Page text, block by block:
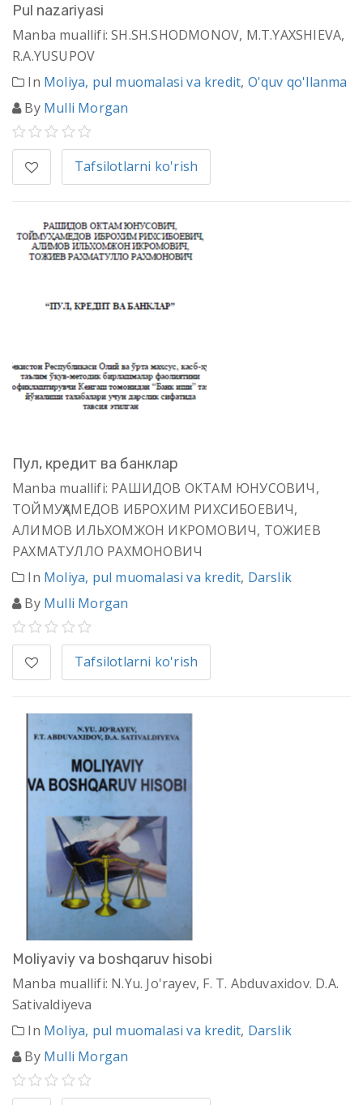
Pul nаzаriyasi
Manba muallifi: SH.SH.SHОDMОNОV, M.T.YAХSHIЕVА,
R.А.YUSUPОV
In Moliya, pul muomalasi va kredit, O'quv qo'llanma
By Mulli Morgan
Tafsilotlarni ko'rish
Пул, кредит ва банклар
Manba muallifi: РАШИДОВ ОКТАМ ЮНУСОВИЧ,
ТОЙМУҲАМЕДОВ ИБРОХИМ РИХСИБОЕВИЧ,
АЛИМОВ ИЛЬХОМЖОН ИКРОМОВИЧ, ТОЖИЕВ
РАХМАТУЛЛО РАХМОНОВИЧ
In Moliya, pul muomalasi va kredit, Darslik
By Mulli Morgan
Tafsilotlarni ko'rish
Moliyaviy va boshqaruv hisobi
Manba muallifi: N.Yu. Jo'rayev, F. T. Abduvaxidov. D.A.
Sativaldiyeva
In Moliya, pul muomalasi va kredit, Darslik
By Mulli Morgan